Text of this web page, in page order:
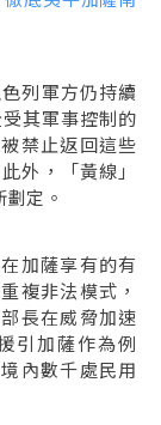
列軍方仍持續
其軍事控制的
禁止返回這些
外，「黃線」
定。
加薩享有的有
複非法模式，
長在威脅加速
引加薩作為例
內數千處民用